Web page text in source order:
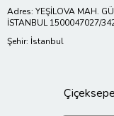
Adres: YEŞİLOVA MAH.
İSTANBUL 1500047027/
Şehir: İstanbul